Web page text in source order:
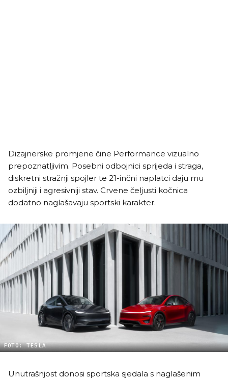
Dizajnerske promjene čine Performance vizualno
prepoznatljivim. Posebni odbojnici sprijeda i straga,
diskretni stražnji spojler te 21-inčni naplatci daju mu
ozbiljniji i agresivniji stav. Crvene čeljusti kočnica
dodatno naglašavaju sportski karakter.
FOTO: TESLA
Unutrašnjost donosi sportska sjedala s naglašenim